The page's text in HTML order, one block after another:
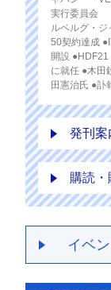
実行委員会
ルベルグ・
50契約達成
開設
に就任 ●木
田憲治氏 ●訃
発刊案
購読
イベ